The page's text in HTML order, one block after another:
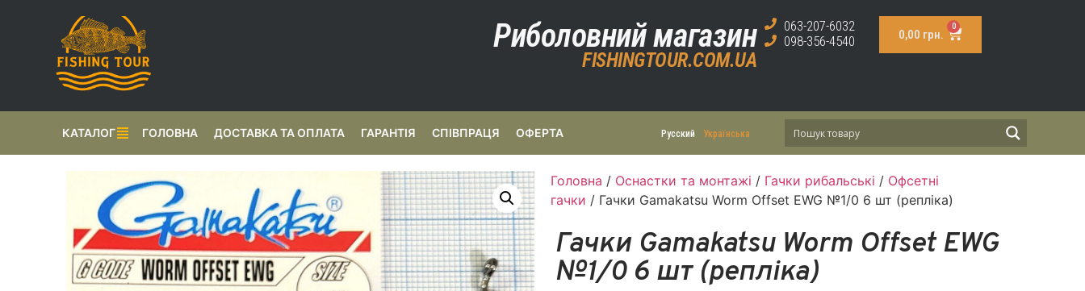
Риболовний магазин
FISHINGTOUR.COM.UA
063-207-6032
098-356-4540
0,00 грн.
0
Русский Українська
КАТАЛОГ ГОЛОВНА ДОСТАВКА ТА ОПЛАТА ГАРАНТІЯ СПІВПРАЦЯ ОФЕРТА
Головна / Оснастки та монтажі / Гачки рибальські / Офсетні
гачки / Гачки Gamakatsu Worm Offset EWG №1/0 6 шт (репліка)
Гачки Gamakatsu Worm Offset EWG
№1/0 6 шт (репліка)